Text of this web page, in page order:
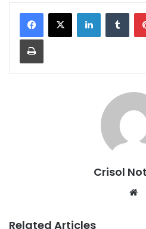
Crisol
Related Articles